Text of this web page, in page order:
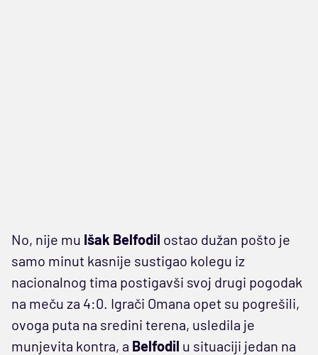
No, nije mu Išak Belfodil ostao dužan pošto je
samo minut kasnije sustigao kolegu iz
nacionalnog tima postigavši svoj drugi pogodak
na meču za 4:0. Igrači Omana opet su pogrešili,
ovoga puta na sredini terena, usledila je
munjevita kontra, a Belfodil u situaciji jedan na